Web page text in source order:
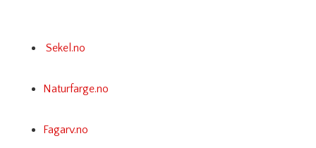
Sekel.no
Naturfarge.no
Fagarv.no